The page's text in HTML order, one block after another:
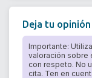
Deja tu
Importante:
valoración sobre
con respeto. No
cita. Ten en